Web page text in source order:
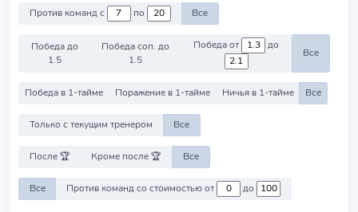
Против команд с по Все
Победа до
1.5
Победа соп. до
1.5
Победа от до
Все
Победа в 1-тайме Поражение в 1-тайме Ничья в 1-тайме Все
Только с текущим тренером Все
После 🏆 Кроме после 🏆 Все
Все Против команд со стоимостью от до